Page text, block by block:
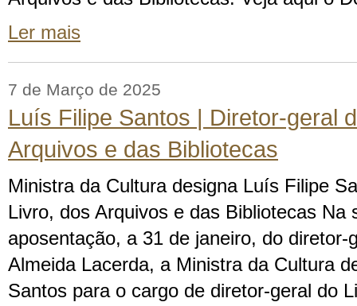
Ler mais
7 de Março de 2025
Luís Filipe Santos | Diretor-geral
Arquivos e das Bibliotecas
Ministra da Cultura designa Luís Filipe
Livro, dos Arquivos e das Bibliotecas Na
aposentação, a 31 de janeiro, do diretor-
Almeida Lacerda, a Ministra da Cultura
Santos para o cargo de diretor-geral do